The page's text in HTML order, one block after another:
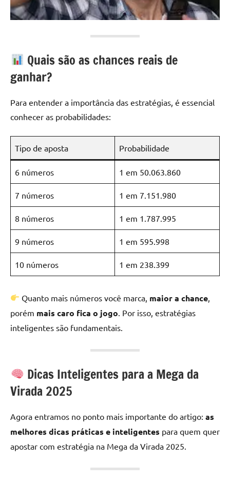
Quais são as chances reais de
ganhar?
Para entender a importância das estratégias, é essencial
conhecer as probabilidades:
Tipo de aposta Probabilidade
6 números 1 em 50.063.860
7 números 1 em 7.151.980
8 números 1 em 1.787.995
9 números 1 em 595.998
10 números 1 em 238.399
Quanto mais números você marca, maior a chance
porém mais caro fica o jogo . Por isso, estratégias
inteligentes são fundamentais.
Dicas Inteligentes para a Mega da
Virada 2025
Agora entramos no ponto mais importante do artigo: as
melhores dicas práticas e inteligentes para quem quer
apostar com estratégia na Mega da Virada 2025.